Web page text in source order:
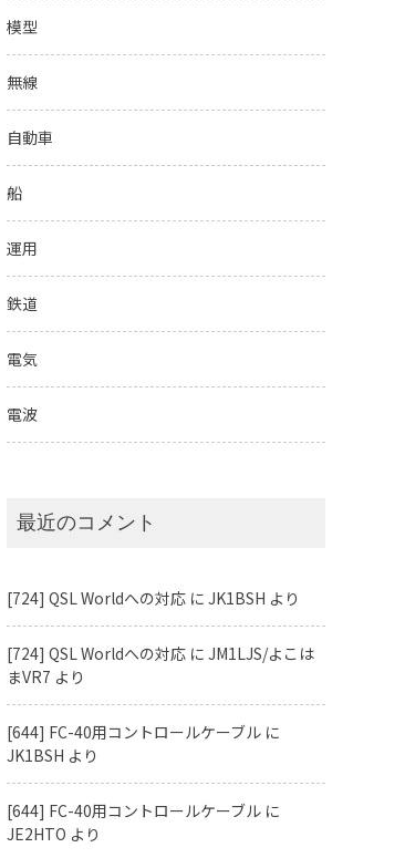
模型
無線
自動車
船
運用
鉄道
電気
電波
最近のコメント
[724] QSL Worldへの対応 に JK1BSH より
[724] QSL Worldへの対応 に JM1LJS/よこは
まVR7 より
[644] FC-40用コントロールケーブル に
JK1BSH より
[644] FC-40用コントロールケーブル に
JE2HTO より